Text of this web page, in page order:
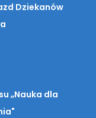
Dziekanów
„Nauka dla